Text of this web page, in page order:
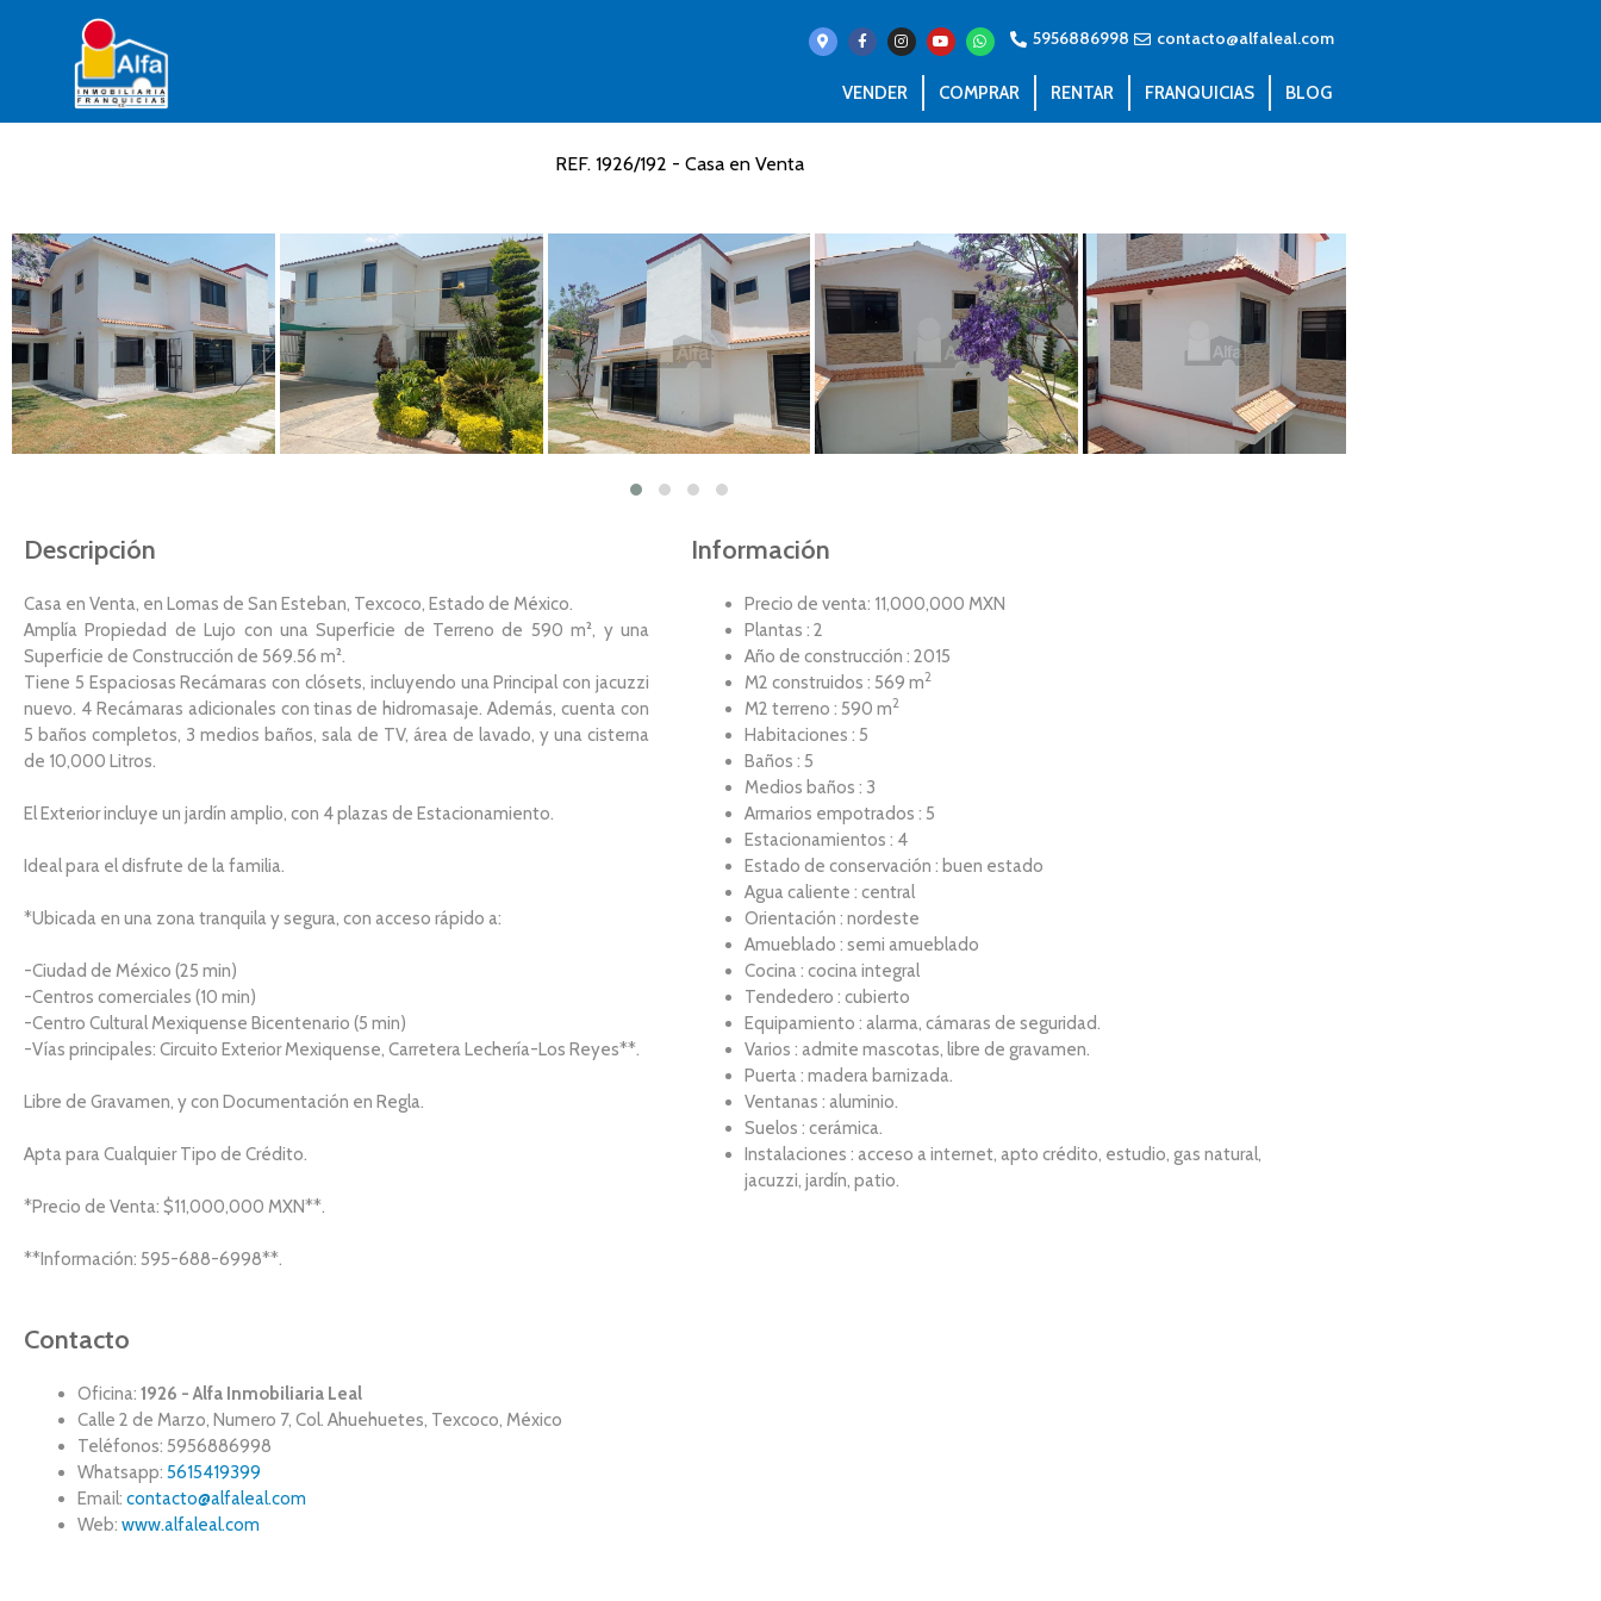
5956886998 contacto@alfaleal.com
VENDER COMPRAR RENTAR FRANQUICIAS BLOG
REF. 1926/192 - Casa en Venta
Descripción
Casa en Venta, en Lomas de San Esteban, Texcoco, Estado de México.
Amplía Propiedad de Lujo con una Superficie de Terreno de 590 m², y una
Superficie de Construcción de 569.56 m².
Tiene 5 Espaciosas Recámaras con clósets, incluyendo una Principal con jacuzzi
nuevo. 4 Recámaras adicionales con tinas de hidromasaje. Además, cuenta con
5 baños completos, 3 medios baños, sala de TV, área de lavado, y una cisterna
de 10,000 Litros.
El Exterior incluye un jardín amplio, con 4 plazas de Estacionamiento.
Ideal para el disfrute de la familia.
*Ubicada en una zona tranquila y segura, con acceso rápido a:
-Ciudad de México (25 min)
-Centros comerciales (10 min)
-Centro Cultural Mexiquense Bicentenario (5 min)
-Vías principales: Circuito Exterior Mexiquense, Carretera Lechería-Los Reyes**.
Libre de Gravamen, y con Documentación en Regla.
Apta para Cualquier Tipo de Crédito.
*Precio de Venta: $11,000,000 MXN**.
**Información: 595-688-6998**.
Contacto
Oficina: 1926 - Alfa Inmobiliaria Leal
Calle 2 de Marzo, Numero 7, Col. Ahuehuetes, Texcoco, México
Teléfonos: 5956886998
Whatsapp: 5615419399
Email: contacto@alfaleal.com
Web: www.alfaleal.com
Información
Precio de venta: 11,000,000 MXN
Plantas : 2
Año de construcción : 2015
M2 construidos : 569 m2
M2 terreno : 590 m2
Habitaciones : 5
Baños : 5
Medios baños : 3
Armarios empotrados : 5
Estacionamientos : 4
Estado de conservación : buen estado
Agua caliente : central
Orientación : nordeste
Amueblado : semi amueblado
Cocina : cocina integral
Tendedero : cubierto
Equipamiento : alarma, cámaras de seguridad.
Varios : admite mascotas, libre de gravamen.
Puerta : madera barnizada.
Ventanas : aluminio.
Suelos : cerámica.
Instalaciones : acceso a internet, apto crédito, estudio, gas natural,
jacuzzi, jardín, patio.